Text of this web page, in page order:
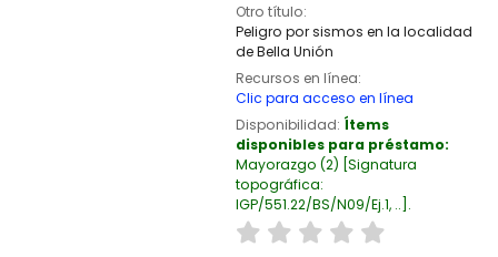
Otro título:
Peligro por sismos en la localidad
de Bella Unión
Recursos en línea:
Clic para acceso en línea
Disponibilidad: Ítems
disponibles para préstamo:
Mayorazgo (2) Signatura
topográfica:
IGP/551.22/BS/N09/Ej.1, .. .